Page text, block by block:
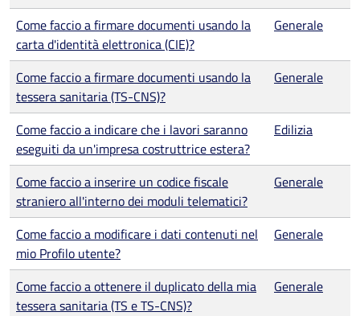
Come faccio a firmare documenti usando la
carta d'identità elettronica (CIE)?
Generale
Come faccio a firmare documenti usando la
tessera sanitaria (TS-CNS)?
Generale
Come faccio a indicare che i lavori saranno
eseguiti da un'impresa costruttrice estera?
Edilizia
Come faccio a inserire un codice fiscale
straniero all'interno dei moduli telematici?
Generale
Come faccio a modificare i dati contenuti nel
mio Profilo utente?
Generale
Come faccio a ottenere il duplicato della mia
tessera sanitaria (TS e TS-CNS)?
Generale